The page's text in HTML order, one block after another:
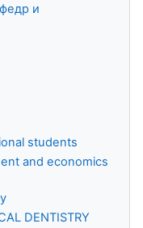
и
students
and economics
DENTISTRY